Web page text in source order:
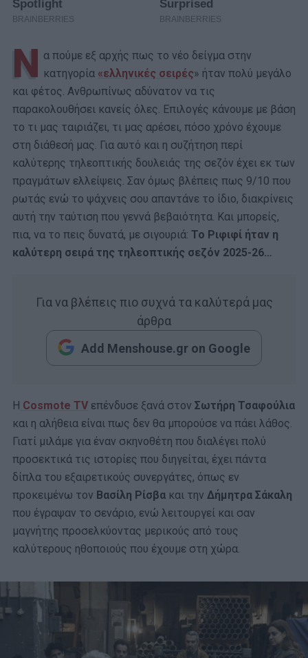
Ν α πούμε εξ αρχής πως το νέο δείγμα στην
κατηγορία «ελληνικές σειρές» ήταν πολύ μεγάλο
και φέτος. Ανθρωπίνως αδύνατον να τις
παρακολουθήσει κανείς όλες. Επιλογές κάνουμε με βάση
το τι μας ταιριάζει, τι μας αρέσει, πόσο χρόνο έχουμε
στη διάθεσή μας. Για αυτό και η συζήτηση περί
καλύτερης τηλεοπτικής δουλειάς της σεζόν έχει εκ των
πραγμάτων ελλείψεις. Σαν όμως βλέπεις πως 9/10 που
ρωτάς ενώ το ψάχνεις σου απαντάνε το ίδιο, διακρίνεις
αυτή την ταύτιση που γεννά βεβαιότητα. Και μπορείς,
πια, να το πεις δυνατά, με σιγουριά: Το Ριφιφί ήταν η
καλύτερη σειρά της τηλεοπτικής σεζόν 2025-26…
Για να βλέπεις πιο συχνά τα καλύτερά μας
άρθρα
Add Menshouse.gr on Google
Η Cosmote TV επένδυσε ξανά στον Σωτήρη Τσαφούλια
και η αλήθεια είναι πως δεν θα μπορούσε να πάει λάθος.
Γιατί μιλάμε για έναν σκηνοθέτη που διαλέγει πολύ
προσεκτικά τις ιστορίες που διηγείται, έχει πάντα
δίπλα του εξαιρετικούς συνεργάτες, όπως εν
προκειμένω τον Βασίλη Ρίσβα και την Δήμητρα Σάκαλη
που έγραψαν το σενάριο, ενώ λειτουργεί και σαν
μαγνήτης προσελκύοντας μερικούς από τους
καλύτερους ηθοποιούς που έχουμε στη χώρα.